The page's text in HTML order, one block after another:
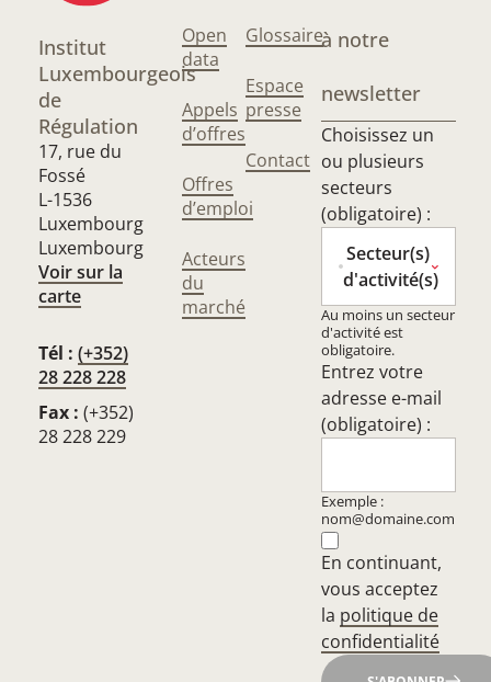
Institut
Luxembourgeois
de
Régulation
17, rue du
Fossé
L-1536
Luxembourg
Luxembourg
Voir sur la
carte
Tél : (+352)
28 228 228
Fax : (+352)
28 228 229
Open
data
Appels
d’offres
Offres
d’emploi
Acteurs
du
marché
Glossaire
Espace
presse
Contact
à notre
newsletter
Choisissez un
ou plusieurs
secteurs
(obligatoire) :
Secteur(s)
d'activité(s)
Au moins un secteur
d'activité est
obligatoire.
Entrez votre
adresse e-mail
(obligatoire) :
Exemple :
nom@domaine.com
En continuant,
vous acceptez
la politique de
confidentialité